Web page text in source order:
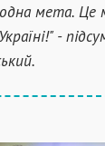
мета. Це
-